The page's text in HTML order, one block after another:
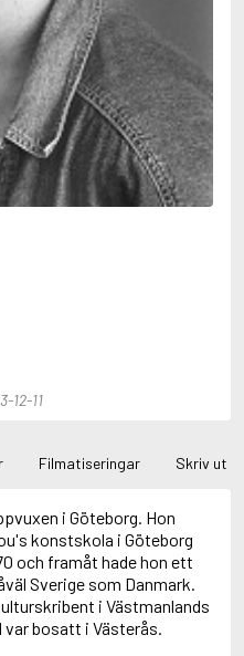
12-11
Filmatiseringar Skriv ut
i Göteborg. Hon
konstskola i Göteborg
och framåt hade hon ett
Sverige som Danmark.
i Västmanlands
var bosatt i Västerås.